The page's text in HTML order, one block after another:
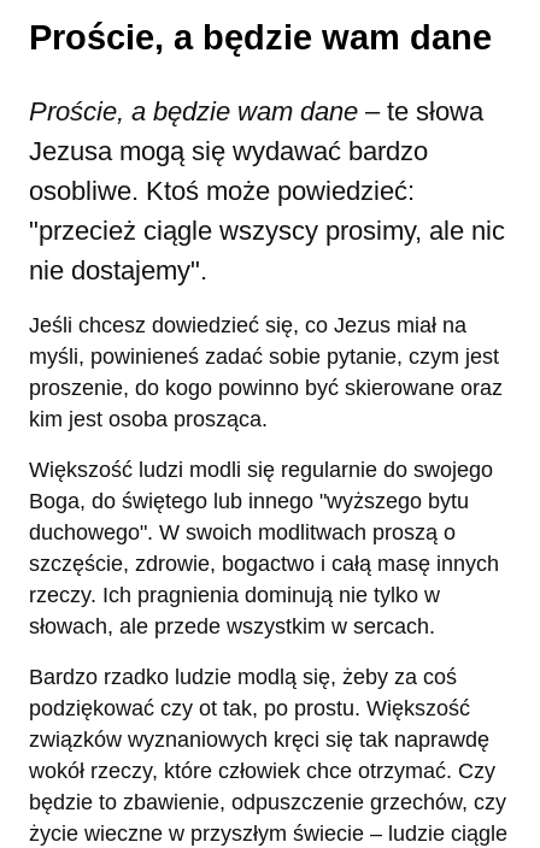
Proście, a będzie wam dane
Proście, a będzie wam dane – te słowa
Jezusa mogą się wydawać bardzo
osobliwe. Ktoś może powiedzieć:
"przecież ciągle wszyscy prosimy, ale nic
nie dostajemy".
Jeśli chcesz dowiedzieć się, co Jezus miał na
myśli, powinieneś zadać sobie pytanie, czym jest
proszenie, do kogo powinno być skierowane oraz
kim jest osoba prosząca.
Większość ludzi modli się regularnie do swojego
Boga, do świętego lub innego "wyższego bytu
duchowego". W swoich modlitwach proszą o
szczęście, zdrowie, bogactwo i całą masę innych
rzeczy. Ich pragnienia dominują nie tylko w
słowach, ale przede wszystkim w sercach.
Bardzo rzadko ludzie modlą się, żeby za coś
podziękować czy ot tak, po prostu. Większość
związków wyznaniowych kręci się tak naprawdę
wokół rzeczy, które człowiek chce otrzymać. Czy
będzie to zbawienie, odpuszczenie grzechów, czy
życie wieczne w przyszłym świecie – ludzie ciągle